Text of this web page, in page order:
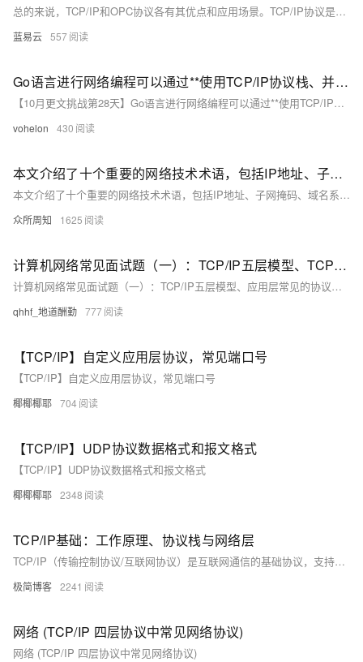
总的来说，TCP/IP和OPC协议各有其优点和应用场景。TCP/IP协议是网络通信的基础，而OPC协议则是工业自动化领域的重要工具。在实际应用中，我们需要根据具体的需求和场景，选择合适的协议。
蓝易云 557
Go语言进行网络编程可以通过**使用TCP/IP协议栈、并发模型、HTTP协议等**方式
【10月更文挑战第28天】Go语言进行网络编程可以通过**使用TCP/IP协议栈、并发模型、HTTP协议等**方式
vohelon 430
本文介绍了十个重要的网络技术术语，包括IP地址、子网掩码、域名系统（DNS）、防火墙、虚拟专用网络（VPN）、路由器、交换机、超文本传输协议（HTTP）、传输控制协议/网际协议（TCP/IP）和云计算
本文介绍了十个重要的网络技术术语，包括IP地址、子网掩码、域名系统（DNS）、防火墙、虚拟专用网络（VPN）、路由器、交换机、超文本传输协议（HTTP）、传输控制协议/网际协议（TCP/IP）和云计算。通过这些术语的详细解释，帮助读者更好地理解和应用网络技术，应对数字化时代的挑战和机遇。
众所周知 1625
计算机网络常见面试题（一）：TCP/IP五层模型、TCP三次握手、四次挥手，TCP传输可靠性保障、ARQ协议
计算机网络常见面试题（一）：TCP/IP五层模型、应用层常见的协议、TCP与UDP的区别，TCP三次握手、四次挥手，TCP传输可靠性保障、ARQ协议、ARP协议
qhhf_地道酬勤 777
【TCP/IP】自定义应用层协议，常见端口号
【TCP/IP】自定义应用层协议，常见端口号
椰椰椰耶 704
【TCP/IP】UDP协议数据格式和报文格式
【TCP/IP】UDP协议数据格式和报文格式
椰椰椰耶 2348
TCP/IP基础：工作原理、协议栈与网络层
TCP/IP（传输控制协议/互联网协议）是互联网通信的基础协议，支持数据传输和网络连接。本文详细阐述了其工作原理、协议栈构成及网络层功能。TCP/IP采用客户端/服务器模型，通过四个层次——应用层、传输层、网络层和数据链路层，确保数据可靠传输。网络层负责IP寻址、路由选择、分片重组及数据包传输，是TCP/IP的核心部分。理解TCP/IP有助于深入掌握互联网底层机制。
极简博客 2241
网络 (TCP/IP 四层协议中常见网络协议)
网络 (TCP/IP 四层协议中常见网络协议)